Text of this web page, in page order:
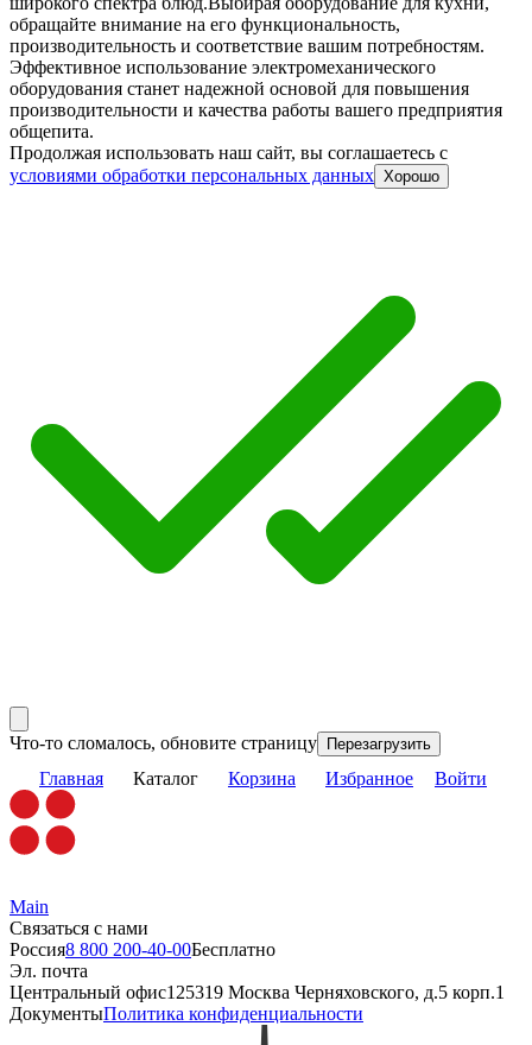
обращайте внимание на его функциональность,
производительность и соответствие вашим потребностям.
Эффективное использование электромеханического
оборудования станет надежной основой для повышения
производительности и качества работы вашего предприятия
общепита.
Продолжая использовать наш сайт, вы соглашаетесь c
условиями обработки персональных данных Хорошо
Что-то сломалось, обновите страницу Перезагрузить
Главная Каталог Корзина Избранное Войти
Main
Связаться с нами
Россия8 800 200-40-00Бесплатно
Эл. почта
Центральный офис125319 Москва Черняховского, д.5 корп.1
ДокументыПолитика конфиденциальности